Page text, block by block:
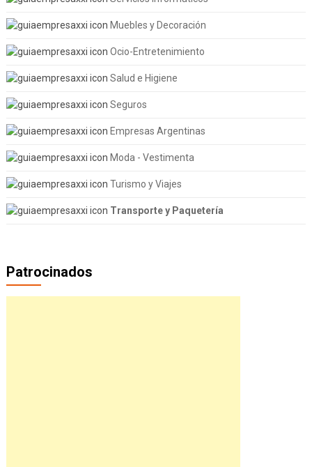
Muebles y Decoración
Ocio-Entretenimiento
Salud e Higiene
Seguros
Empresas Argentinas
Moda - Vestimenta
Turismo y Viajes
Transporte y Paquetería
Patrocinados